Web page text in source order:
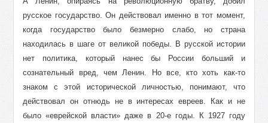
русское государство. Он действовал именно в тот момент,
когда государство было безмерно слабо, но страна
находилась в шаге от великой победы. В русской истории
нет политика, который нанес бы России больший и
сознательный вред, чем Ленин. Но все, кто хоть как-то
знаком с этой исторической личностью, понимают, что
действовал он отнюдь не в интересах евреев. Как и не
было «еврейской власти» даже в 20-е годы. К 1927 году